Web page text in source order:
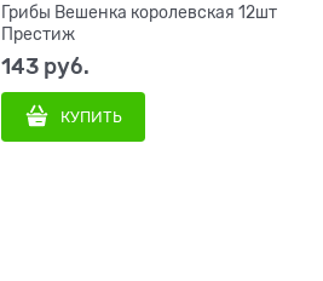
Грибы Вешенка королевская 12шт
Престиж
143 руб.
КУПИТЬ